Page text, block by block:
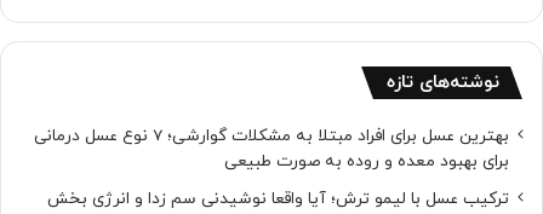
نوشته‌های تازه
بهترین عسل برای افراد مبتلا به مشکلات گوارشی؛ 7 نوع عسل درمانی
برای بهبود معده و روده به صورت طبیعی
ترکیب عسل با لیمو ترش؛ آیا واقعا نوشیدنی سم زدا و انرژی بخش